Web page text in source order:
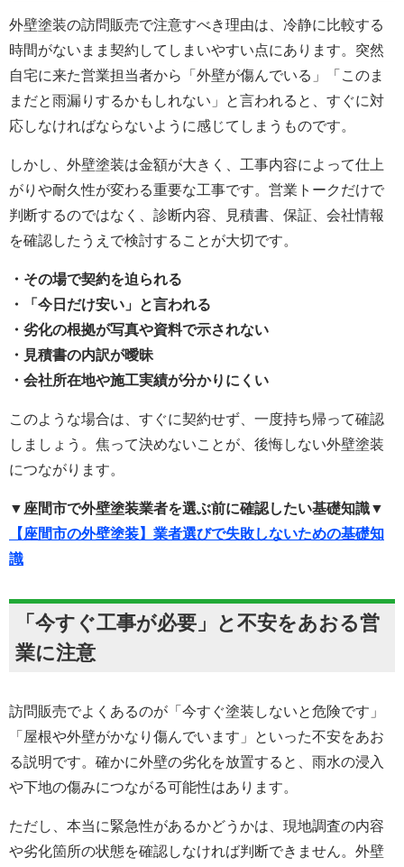
外壁塗装の訪問販売で注意すべき理由は、冷静に比較する
時間がないまま契約してしまいやすい点にあります。突然
自宅に来た営業担当者から「外壁が傷んでいる」「このま
まだと雨漏りするかもしれない」と言われると、すぐに対
応しなければならないように感じてしまうものです。
しかし、外壁塗装は金額が大きく、工事内容によって仕上
がりや耐久性が変わる重要な工事です。営業トークだけで
判断するのではなく、診断内容、見積書、保証、会社情報
を確認したうえで検討することが大切です。
・その場で契約を迫られる
・「今日だけ安い」と言われる
・劣化の根拠が写真や資料で示されない
・見積書の内訳が曖昧
・会社所在地や施工実績が分かりにくい
このような場合は、すぐに契約せず、一度持ち帰って確認
しましょう。焦って決めないことが、後悔しない外壁塗装
につながります。
▼座間市で外壁塗装業者を選ぶ前に確認したい基礎知識▼
【座間市の外壁塗装】業者選びで失敗しないための基礎知
識
「今すぐ工事が必要」と不安をあおる営
業に注意
訪問販売でよくあるのが「今すぐ塗装しないと危険です」
「屋根や外壁がかなり傷んでいます」といった不安をあお
る説明です。確かに外壁の劣化を放置すると、雨水の浸入
や下地の傷みにつながる可能性はあります。
ただし、本当に緊急性があるかどうかは、現地調査の内容
や劣化箇所の状態を確認しなければ判断できません。外壁